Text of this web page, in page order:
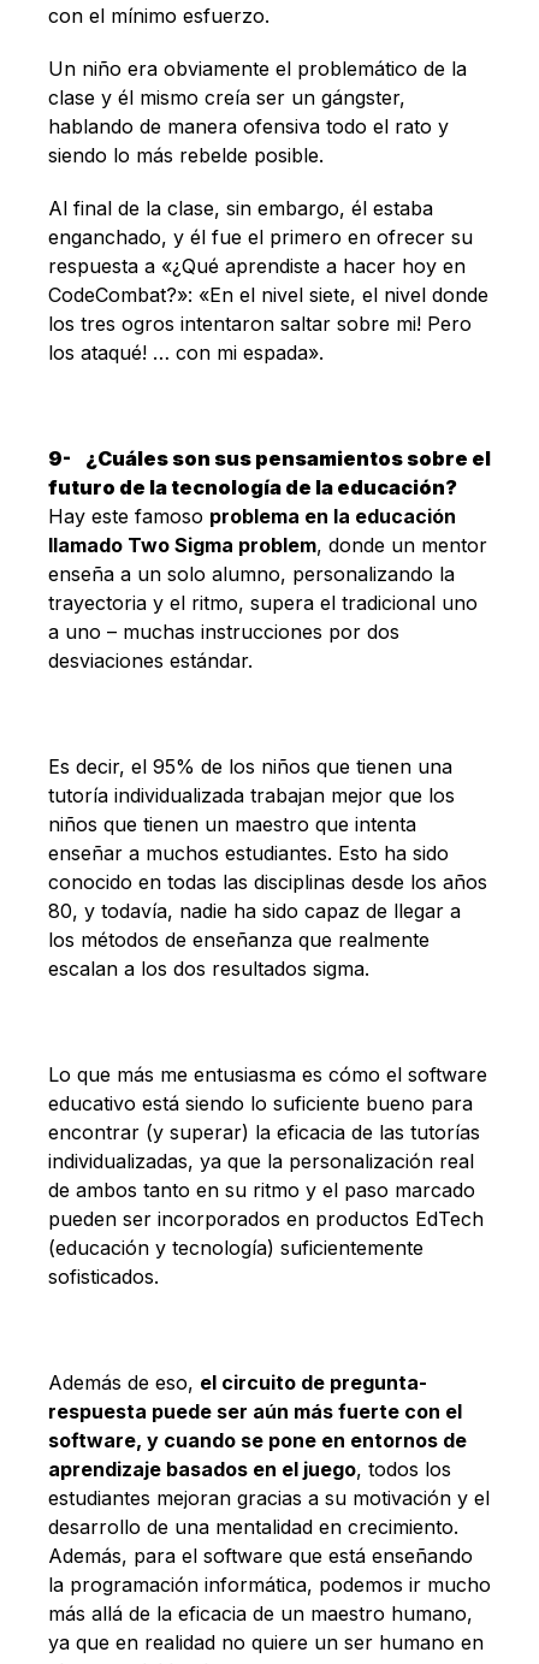
con el mínimo esfuerzo.
Un niño era obviamente el problemático de la
clase y él mismo creía ser un gángster,
hablando de manera ofensiva todo el rato y
siendo lo más rebelde posible.
Al final de la clase, sin embargo, él estaba
enganchado, y él fue el primero en ofrecer su
respuesta a «¿Qué aprendiste a hacer hoy en
CodeCombat?»: «En el nivel siete, el nivel donde
los tres ogros intentaron saltar sobre mi! Pero
los ataqué! … con mi espada».
9-
¿Cuáles son sus pensamientos sobre el
futuro de la tecnología de la educación?
Hay este famoso problema en la educación
llamado Two Sigma problem, donde un mentor
enseña a un solo alumno, personalizando la
trayectoria y el ritmo, supera el tradicional uno
a uno – muchas instrucciones por dos
desviaciones estándar.
Es decir, el 95% de los niños que tienen una
tutoría individualizada trabajan mejor que los
niños que tienen un maestro que intenta
enseñar a muchos estudiantes. Esto ha sido
conocido en todas las disciplinas desde los años
80, y todavía, nadie ha sido capaz de llegar a
los métodos de enseñanza que realmente
escalan a los dos resultados sigma.
Lo que más me entusiasma es cómo el software
educativo está siendo lo suficiente bueno para
encontrar (y superar) la eficacia de las tutorías
individualizadas, ya que la personalización real
de ambos tanto en su ritmo y el paso marcado
pueden ser incorporados en productos EdTech
(educación y tecnología) suficientemente
sofisticados.
Además de eso, el circuito de pregunta-
respuesta puede ser aún más fuerte con el
software, y cuando se pone en entornos de
aprendizaje basados en el juego, todos los
estudiantes mejoran gracias a su motivación y el
desarrollo de una mentalidad en crecimiento.
Además, para el software que está enseñando
la programación informática, podemos ir mucho
más allá de la eficacia de un maestro humano,
ya que en realidad no quiere un ser humano en